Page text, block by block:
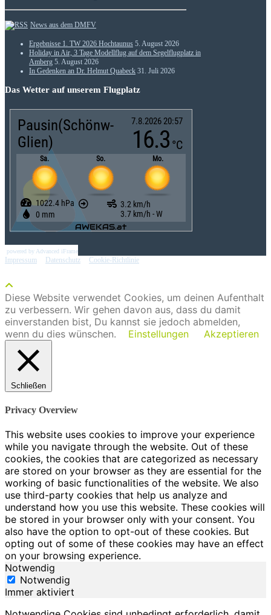
News aus dem DMFV
Ergebnisse 1. TW 2026 Hochtaunus 5. August 2026
Holiday in Air, 3 Tage Modellflug auf dem Segelflugplatz in
Amberg 5. August 2026
In Gedenken an Dr. Helmut Quabeck 31. Juli 2026
Das Wetter auf unserem Flugplatz
powered by Advanced iFrame
Impressum Datenschutz Cookie-Richtlinie
Diese Website verwendet Cookies, um deinen Aufenthalt
zu verbessern. Wir gehen davon aus, dass du damit
einverstanden bist, Du kannst sie jedoch abmelden,
wenn du dies wünschen.
Einstellungen Akzeptieren
Schließen
Privacy Overview
This website uses cookies to improve your experience
while you navigate through the website. Out of these
cookies, the cookies that are categorized as necessary
are stored on your browser as they are essential for the
working of basic functionalities of the website. We also
use third-party cookies that help us analyze and
understand how you use this website. These cookies will
be stored in your browser only with your consent. You
also have the option to opt-out of these cookies. But
opting out of some of these cookies may have an effect
on your browsing experience.
Notwendig
Notwendig
Immer aktiviert